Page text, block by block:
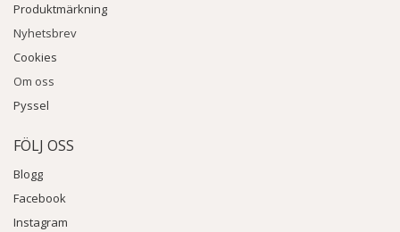
Produktmärkning
Nyhetsbrev
Cookies
Om oss
Pyssel
FÖLJ OSS
Blogg
Facebook
Instagram